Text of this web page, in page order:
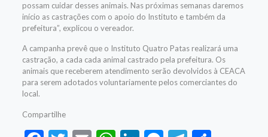
possam cuidar desses animais. Nas próximas semanas daremos
início as castrações com o apoio do Instituto e também da
prefeitura”, explicou o vereador.
A campanha prevê que o Instituto Quatro Patas realizará uma
castração, a cada cada animal castrado pela prefeitura. Os
animais que receberem atendimento serão devolvidos à CEACA
para serem adotados voluntariamente pelos comerciantes do
local.
Compartilhe